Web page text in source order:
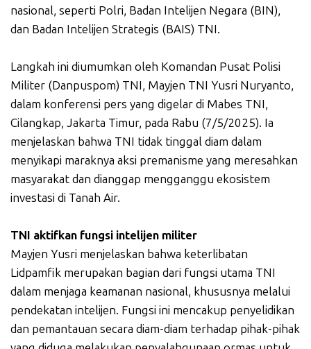
nasional, seperti Polri, Badan Intelijen Negara (BIN),
dan Badan Intelijen Strategis (BAIS) TNI.
Langkah ini diumumkan oleh Komandan Pusat Polisi
Militer (Danpuspom) TNI, Mayjen TNI Yusri Nuryanto,
dalam konferensi pers yang digelar di Mabes TNI,
Cilangkap, Jakarta Timur, pada Rabu (7/5/2025). Ia
menjelaskan bahwa TNI tidak tinggal diam dalam
menyikapi maraknya aksi premanisme yang meresahkan
masyarakat dan dianggap mengganggu ekosistem
investasi di Tanah Air.
TNI aktifkan fungsi intelijen militer
Mayjen Yusri menjelaskan bahwa keterlibatan
Lidpamfik merupakan bagian dari fungsi utama TNI
dalam menjaga keamanan nasional, khususnya melalui
pendekatan intelijen. Fungsi ini mencakup penyelidikan
dan pemantauan secara diam-diam terhadap pihak-pihak